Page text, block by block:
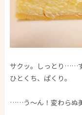
サクッ。しっとり……
ひとくち、ぱくり。
……う～ん！変わらぬ